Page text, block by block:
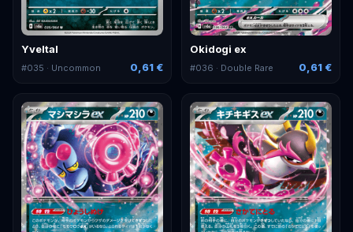
Yveltal
#035 · Uncommon 0,61 €
Okidogi ex
#036 · Double Rare 0,61 €